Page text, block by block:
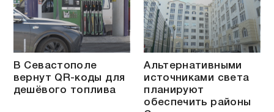
В Севастополе
вернут QR-коды для
дешёвого топлива
Альтернативными
источниками света
планируют
обеспечить районы